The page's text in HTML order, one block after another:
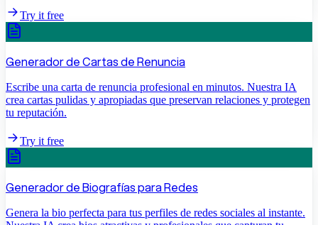
Try it free
Generador de Cartas de Renuncia
Escribe una carta de renuncia profesional en minutos. Nuestra IA
crea cartas pulidas y apropiadas que preservan relaciones y protegen
tu reputación.
Try it free
Generador de Biografías para Redes
Genera la bio perfecta para tus perfiles de redes sociales al instante.